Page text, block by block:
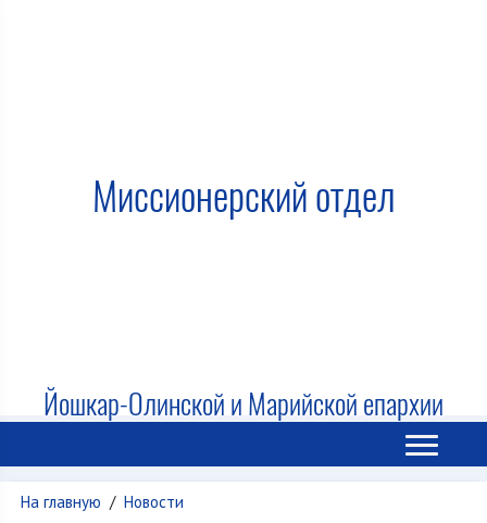
Миссионерский отдел
Йошкар-Олинской и Марийской епархии
На главную / Новости